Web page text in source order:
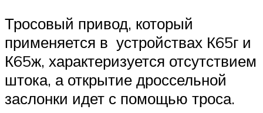
Тросовый привод, который
применяется в устройствах К65г и
К65ж, характеризуется отсутствием
штока, а открытие дроссельной
заслонки идет с помощью троса.